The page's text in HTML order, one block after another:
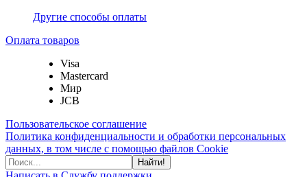
Другие способы оплаты
Оплата товаров
Visa
Mastercard
Мир
JCB
Пользовательское соглашение
Политика конфиденциальности и обработки персональных
данных, в том числе с помощью файлов Cookie
Найти!